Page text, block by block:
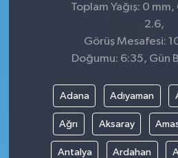
Toplam Yağış: 0 mm,
2.6,
Görüş Mesafesi:
Doğumu: 6:35, Gün
Adana Adıyaman
Ağrı Aksaray
Antalya Ardahan